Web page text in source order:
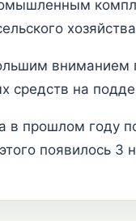
средств на
прошлом году
этого появилось